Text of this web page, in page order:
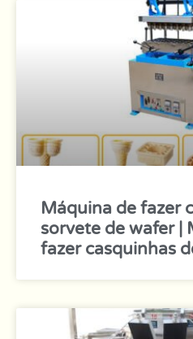
Máquina de fazer
sorvete de wafer |
fazer casquinhas